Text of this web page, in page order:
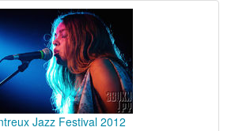
Jazz Festival 2012